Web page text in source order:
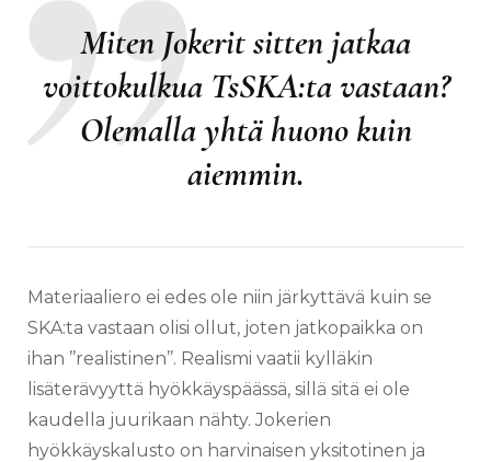
Miten Jokerit sitten jatkaa
voittokulkua TsSKA:ta vastaan?
Olemalla yhtä huono kuin
aiemmin.
Materiaaliero ei edes ole niin järkyttävä kuin se
SKA:ta vastaan olisi ollut, joten jatkopaikka on
ihan ’’realistinen’’. Realismi vaatii kylläkin
lisäterävyyttä hyökkäyspäässä, sillä sitä ei ole
kaudella juurikaan nähty. Jokerien
hyökkäyskalusto on harvinaisen yksitotinen ja